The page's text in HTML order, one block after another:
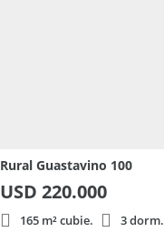
Rural Guastavino 100
USD 220.000
165 m² cubie. 3 dorm.